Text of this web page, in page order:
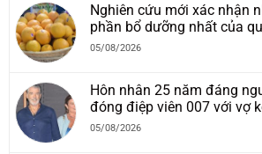
Nghiên cứu mới xác nhận
phần bổ dưỡng nhất của
05/08/2026
Hôn nhân 25 năm đáng
đóng điệp viên 007 với vợ
05/08/2026